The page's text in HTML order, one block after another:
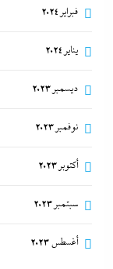
فبراير 2024
يناير 2024
ديسمبر 2023
نوفمبر 2023
أكتوبر 2023
سبتمبر 2023
أغسطس 2023